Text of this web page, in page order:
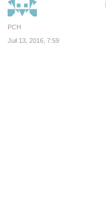
PCH
Juil 13, 2016, 7:59